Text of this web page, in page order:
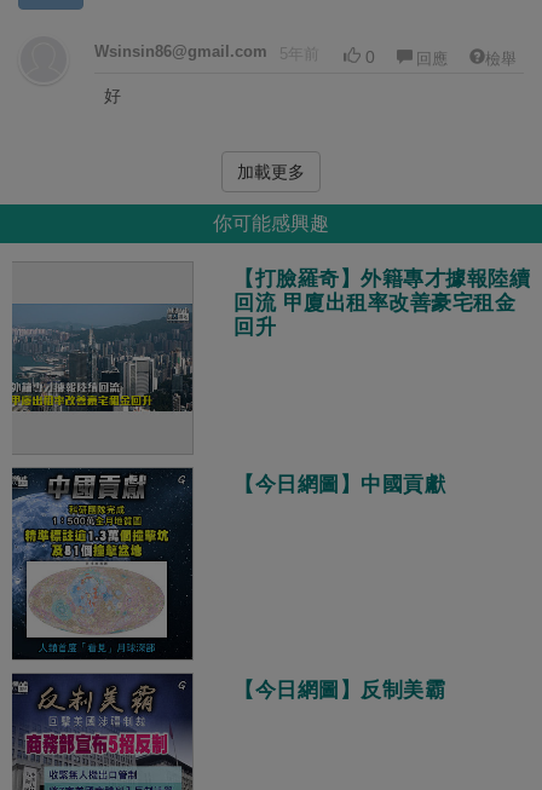
Wsinsin86@gmail.com 5年前 0 回應 檢舉
好
加載更多
你可能感興趣
【打臉羅奇】外籍專才據報陸續
回流 甲廈出租率改善豪宅租金
回升
【今日網圖】中國貢獻
【今日網圖】反制美霸